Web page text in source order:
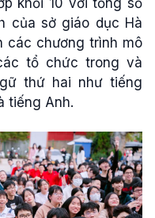
khối 10 với tổng số
của sở giáo dục Hà
các chương trình mô
tổ chức trong và
thứ hai như tiếng
tiếng Anh.